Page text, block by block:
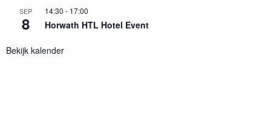
SEP
8
14:30 - 17:00
Horwath HTL Hotel Event
Bekijk kalender